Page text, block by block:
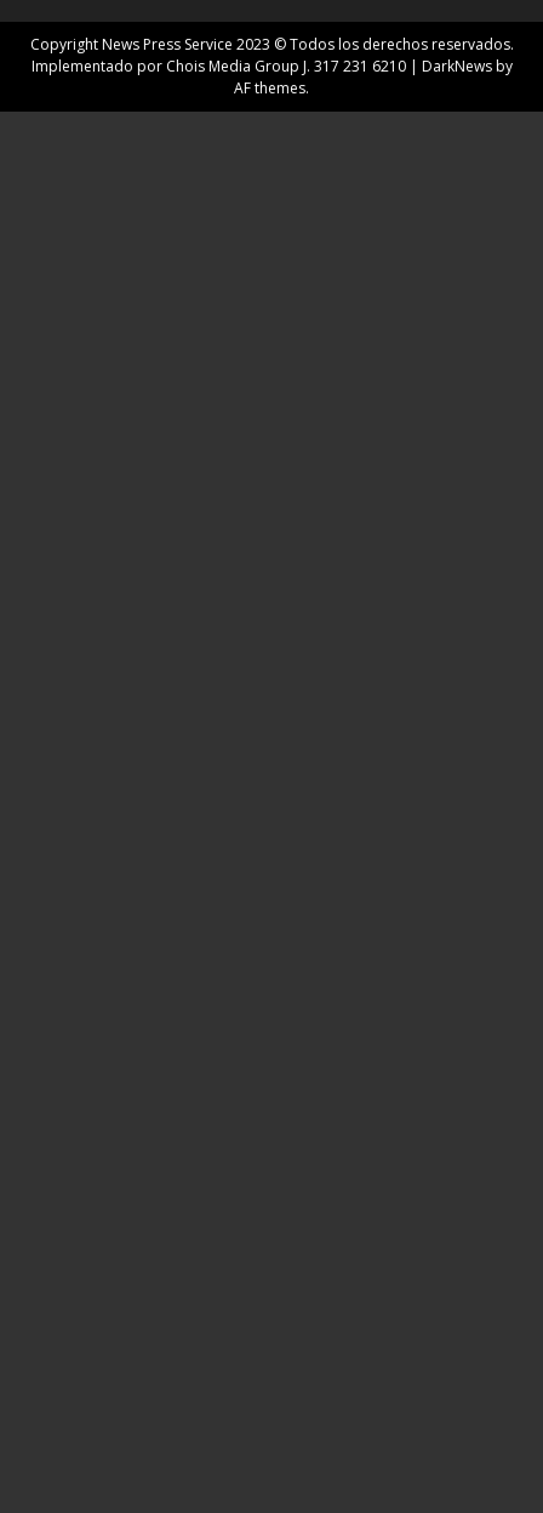
Copyright News Press Service 2023 © Todos los derechos reservados.
Implementado por Chois Media Group J. 317 231 6210 | DarkNewsby
AF themes.